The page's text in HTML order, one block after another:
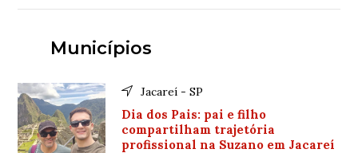
Municípios
Jacareí - SP
Dia dos Pais: pai e filho
compartilham trajetória
profissional na Suzano em Jacareí